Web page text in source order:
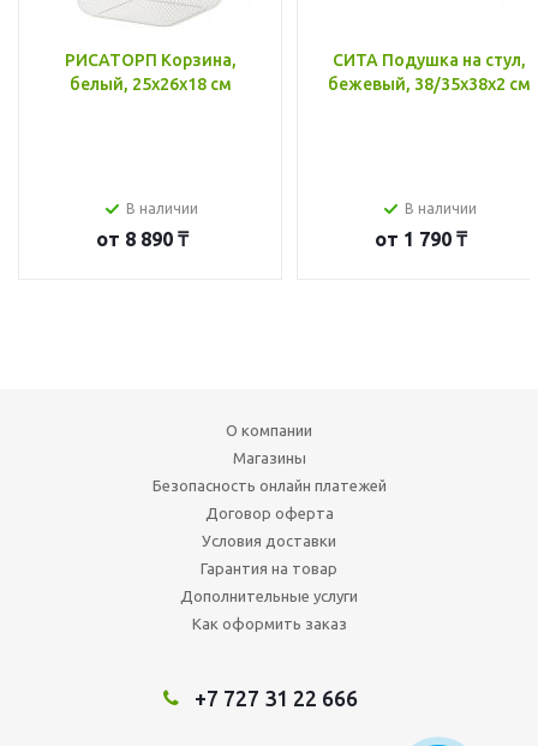
РИСАТОРП Корзина,
белый, 25x26x18 см
В наличии
от 8 890 ₸
СИТА Подушка на стул,
бежевый, 38/35x38x2 см
В наличии
от 1 790 ₸
О компании
Магазины
Безопасность онлайн платежей
Договор оферта
Условия доставки
Гарантия на товар
Дополнительные услуги
Как оформить заказ
+7 727 31 22 666